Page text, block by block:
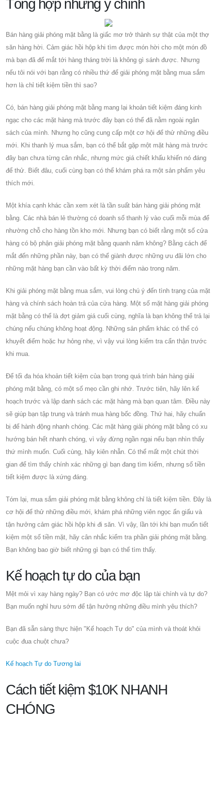
Tổng hợp những ý chính
Bán hàng giải phóng mặt bằng là giấc mơ trở thành sự thật của một thợ
săn hàng hời. Cảm giác hồi hộp khi tìm được món hời cho một món đồ
mà bạn đã để mắt tới hàng tháng trời là không gì sánh được. Nhưng
nếu tôi nói với bạn rằng có nhiều thứ để giải phóng mặt bằng mua sắm
hơn là chỉ tiết kiệm tiền thì sao?
Có, bán hàng giải phóng mặt bằng mang lại khoản tiết kiệm đáng kinh
ngạc cho các mặt hàng mà trước đây bạn có thể đã nằm ngoài ngân
sách của mình. Nhưng họ cũng cung cấp một cơ hội để thử những điều
mới. Khi thanh lý mua sắm, bạn có thể bắt gặp một mặt hàng mà trước
đây bạn chưa từng cân nhắc, nhưng mức giá chiết khấu khiến nó đáng
để thử. Biết đâu, cuối cùng bạn có thể khám phá ra một sản phẩm yêu
thích mới.
Một khía cạnh khác cần xem xét là tần suất bán hàng giải phóng mặt
bằng. Các nhà bán lẻ thường có doanh số thanh lý vào cuối mỗi mùa để
nhường chỗ cho hàng tồn kho mới. Nhưng bạn có biết rằng một số cửa
hàng có bộ phận giải phóng mặt bằng quanh năm không? Bằng cách để
mắt đến những phần này, bạn có thể giành được những ưu đãi lớn cho
những mặt hàng bạn cần vào bất kỳ thời điểm nào trong năm.
Khi giải phóng mặt bằng mua sắm, vui lòng chú ý đến tình trạng của mặt
hàng và chính sách hoàn trả của cửa hàng. Một số mặt hàng giải phóng
mặt bằng có thể là đợt giảm giá cuối cùng, nghĩa là bạn không thể trả lại
chúng nếu chúng không hoạt động. Những sản phẩm khác có thể có
khuyết điểm hoặc hư hỏng nhẹ, vì vậy vui lòng kiểm tra cẩn thận trước
khi mua.
Để tối đa hóa khoản tiết kiệm của bạn trong quá trình bán hàng giải
phóng mặt bằng, có một số mẹo cần ghi nhớ. Trước tiên, hãy lên kế
hoạch trước và lập danh sách các mặt hàng mà bạn quan tâm. Điều này
sẽ giúp bạn tập trung và tránh mua hàng bốc đồng. Thứ hai, hãy chuẩn
bị để hành động nhanh chóng. Các mặt hàng giải phóng mặt bằng có xu
hướng bán hết nhanh chóng, vì vậy đừng ngần ngại nếu bạn nhìn thấy
thứ mình muốn. Cuối cùng, hãy kiên nhẫn. Có thể mất một chút thời
gian để tìm thấy chính xác những gì bạn đang tìm kiếm, nhưng số tiền
tiết kiệm được là xứng đáng.
Tóm lại, mua sắm giải phóng mặt bằng không chỉ là tiết kiệm tiền. Đây là
cơ hội để thử những điều mới, khám phá những viên ngọc ẩn giấu và
tận hưởng cảm giác hồi hộp khi đi săn. Vì vậy, lần tới khi bạn muốn tiết
kiệm một số tiền mặt, hãy cân nhắc kiểm tra phần giải phóng mặt bằng.
Bạn không bao giờ biết những gì bạn có thể tìm thấy.
Kế hoạch tự do của bạn
Mệt mỏi vì xay hàng ngày? Bạn có ước mơ độc lập tài chính và tự do?
Bạn muốn nghỉ hưu sớm để tận hưởng những điều mình yêu thích?
Bạn đã sẵn sàng thực hiện "Kế hoạch Tự do" của mình và thoát khỏi
cuộc đua chuột chưa?
Kế hoạch Tự do Tương lai
Cách tiết kiệm $10K NHANH
CHÓNG